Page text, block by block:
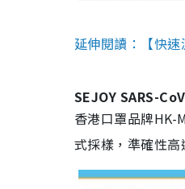
延伸閱讀：【快
SEJOY SARS-
香港口罩品牌HK-
式採樣，準確性